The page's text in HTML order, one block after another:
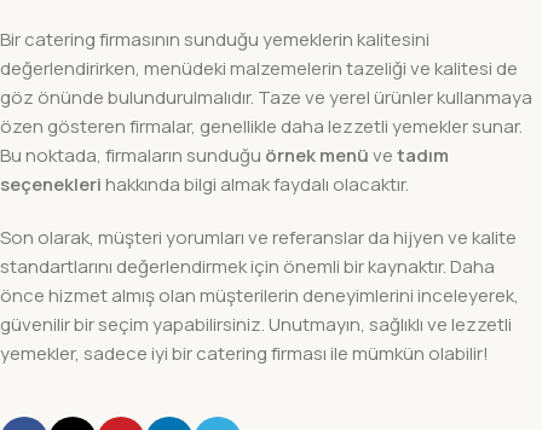
Bir catering firmasının sunduğu yemeklerin kalitesini
değerlendirirken, menüdeki malzemelerin tazeliği ve kalitesi de
göz önünde bulundurulmalıdır. Taze ve yerel ürünler kullanmaya
özen gösteren firmalar, genellikle daha lezzetli yemekler sunar.
Bu noktada, firmaların sunduğu örnek menüvetadım
seçenekleri hakkında bilgi almak faydalı olacaktır.
Son olarak, müşteri yorumları ve referanslar da hijyen ve kalite
standartlarını değerlendirmek için önemli bir kaynaktır. Daha
önce hizmet almış olan müşterilerin deneyimlerini inceleyerek,
güvenilir bir seçim yapabilirsiniz. Unutmayın, sağlıklı ve lezzetli
yemekler, sadece iyi bir catering firması ile mümkün olabilir!